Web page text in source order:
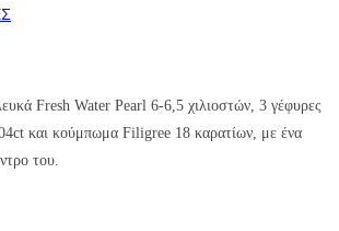
Fresh Water Pearl 6-6,5 χιλιοστών, 3 γέφυρες
και κούμπωμα Filigree 18 καρατίων, με ένα
του.